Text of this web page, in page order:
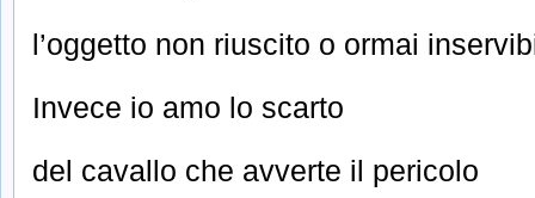
l’oggetto non riuscito o ormai
Invece io amo lo scarto
del cavallo che avverte il pericolo